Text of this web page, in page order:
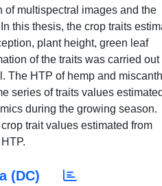
of multispectral images and the
this thesis, the crop traits
plant height, green leaf
of the traits was carried out
The HTP of hemp and
series of traits values estimated
during the growing season.
trait values estimated from
(DC)